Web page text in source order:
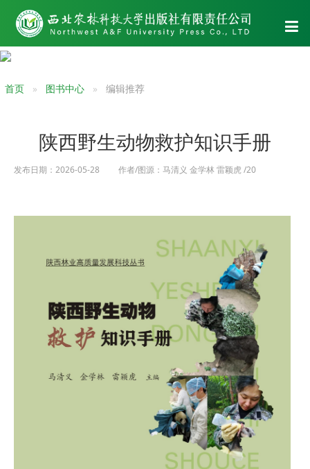
首页 图书中心 编辑推荐
陕西野生动物救护知识手册
发布日期：2026-05-28 作者/图源：马清义 金学林 雷颖虎 /20